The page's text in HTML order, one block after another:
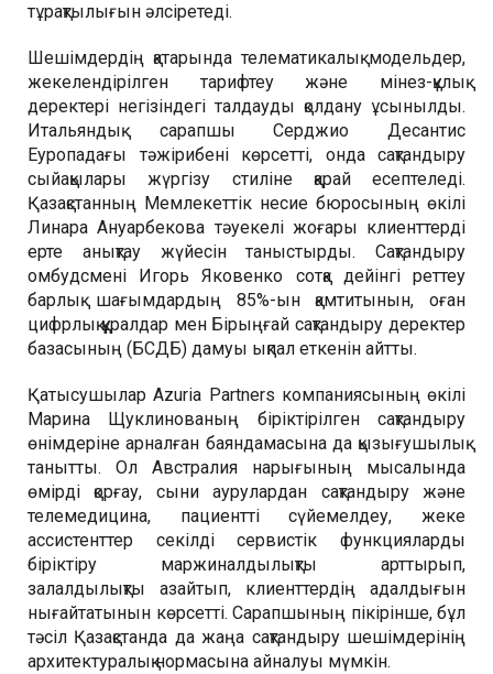
тұрақтылығын әлсіретеді.
Шешімдердің қатарында телематикалық модельдер,
жекелендірілген тарифтеу және мінез-құлық
деректері негізіндегі талдауды қолдану ұсынылды.
Итальяндық сарапшы Серджио Десантис
Еуропадағы тәжірибені көрсетті, онда сақтандыру
сыйақылары жүргізу стиліне қарай есептеледі.
Қазақстанның Мемлекеттік несие бюросының өкілі
Линара Ануарбекова тәуекелі жоғары клиенттерді
ерте анықтау жүйесін таныстырды. Сақтандыру
омбудсмені Игорь Яковенко сотқа дейінгі реттеу
барлық шағымдардың 85%-ын қамтитынын, оған
цифрлық құралдар мен Бірыңғай сақтандыру деректер
базасының (БСДБ) дамуы ықпал еткенін айтты.
Қатысушылар Azuria Partners компаниясының өкілі
Марина Щуклинованың біріктірілген сақтандыру
өнімдеріне арналған баяндамасына да қызығушылық
танытты. Ол Австралия нарығының мысалында
өмірді қорғау, сыни аурулардан сақтандыру және
телемедицина, пациентті сүйемелдеу, жеке
ассистенттер секілді сервистік функцияларды
біріктіру маржиналдылықты арттырып,
залалдылықты азайтып, клиенттердің адалдығын
нығайтатынын көрсетті. Сарапшының пікірінше, бұл
тәсіл Қазақстанда да жаңа сақтандыру шешімдерінің
архитектуралық нормасына айналуы мүмкін.